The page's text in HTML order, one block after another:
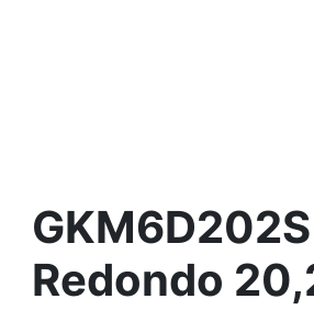
Redondo